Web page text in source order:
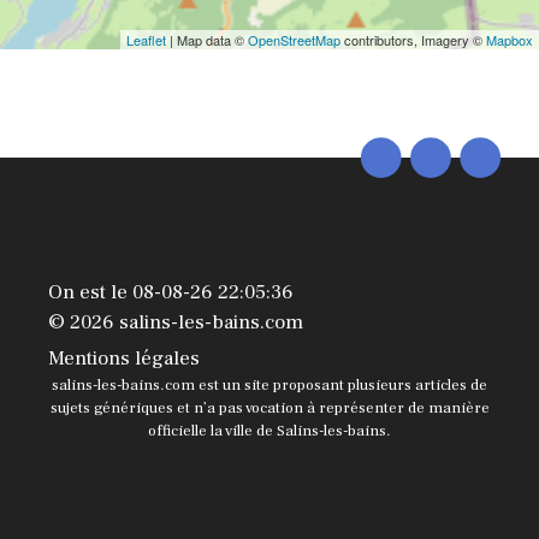
Leaflet | Map data ©OpenStreetMapcontributors, Imagery ©Mapbox
On est le 08-08-26 22:05:36
© 2026 salins-les-bains.com
Mentions légales
salins-les-bains.com est un site proposant plusieurs articles de
sujets génériques et n’a pas vocation à représenter de manière
officielle la ville de Salins-les-bains.